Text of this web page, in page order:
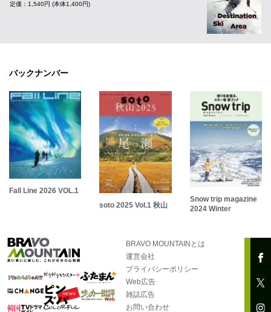
定価：1,540円 (本体1,400円)
バックナンバー
Fall Line 2026 VOL.1
soto 2025 Vol.1 秋山
Snow trip magazine
2024 Winter
BRAVO MOUNTAINとは
運営会社
プライバシーポリシー
Web広告
雑誌広告
お問い合わせ